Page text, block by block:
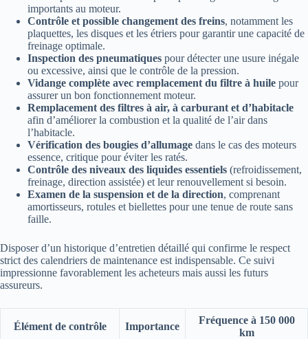
importants au moteur.
Contrôle et possible changement des freins, notamment les
plaquettes, les disques et les étriers pour garantir une capacité de
freinage optimale.
Inspection des pneumatiques pour détecter une usure inégale
ou excessive, ainsi que le contrôle de la pression.
Vidange complète avec remplacement du filtre à huile pour
assurer un bon fonctionnement moteur.
Remplacement des filtres à air, à carburant et d’habitacle
afin d’améliorer la combustion et la qualité de l’air dans
l’habitacle.
Vérification des bougies d’allumage dans le cas des moteurs
essence, critique pour éviter les ratés.
Contrôle des niveaux des liquides essentiels (refroidissement,
freinage, direction assistée) et leur renouvellement si besoin.
Examen de la suspension et de la direction, comprenant
amortisseurs, rotules et biellettes pour une tenue de route sans
faille.
Disposer d’un historique d’entretien détaillé qui confirme le respect
strict des calendriers de maintenance est indispensable. Ce suivi
impressionne favorablement les acheteurs mais aussi les futurs
assureurs.
Élément de contrôle Importance
Fréquence à 150 000
km